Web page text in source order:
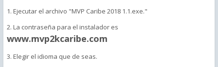
1. Ejecutar el archivo "MVP Caribe 2018 1.1.exe."
2. La contraseña para el instalador es
www.mvp2kcaribe.com
3. Elegir el idioma que de seas.